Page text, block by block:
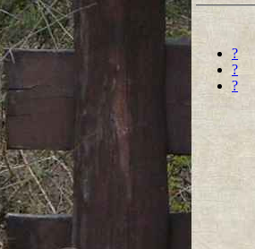
?
?
?